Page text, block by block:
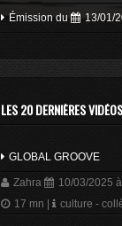
Émission du 13/01/
LES 20 DERNIÈRES VIDÉOS
GLOBAL GROOVE
Zahra
10/03/2025
17 mn
culture -